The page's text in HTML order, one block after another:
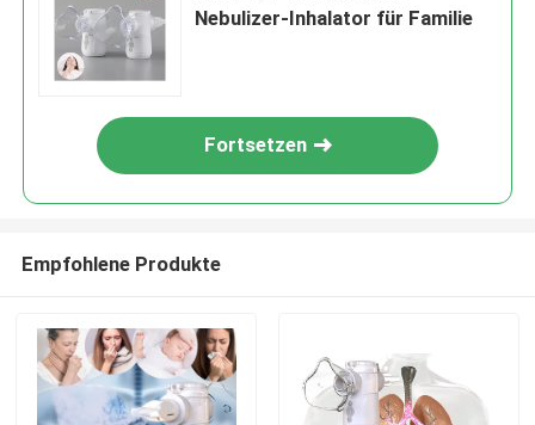
Nebulizer-Inhalator für Familie
Fortsetzen
Empfohlene Produkte